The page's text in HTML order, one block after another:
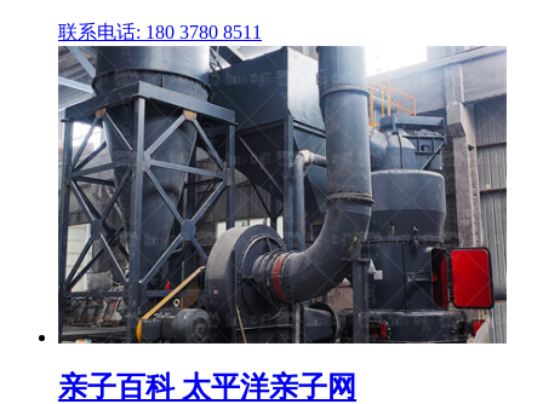
联系电话: 180 3780 8511
亲子百科 太平洋亲子网